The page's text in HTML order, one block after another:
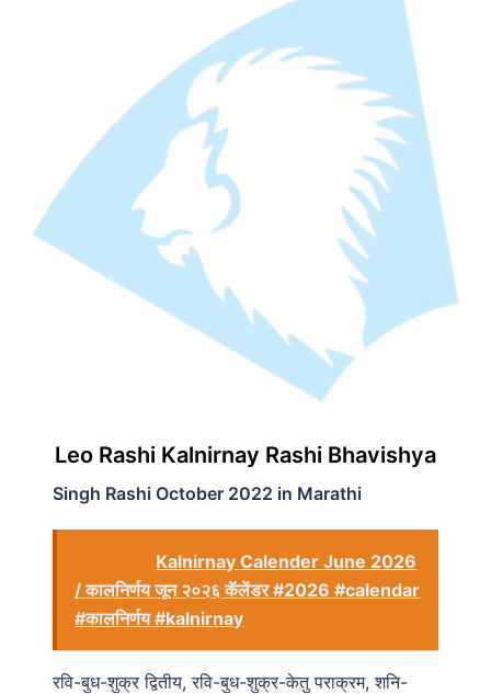
Leo Rashi Kalnirnay Rashi Bhavishya
Singh Rashi October 2022 in Marathi
Kalnirnay Calender June 2026
/ कालनिर्णय जून २०२६ कॅलेंडर #2026 #calendar
#कालनिर्णय #kalnirnay
रवि-बुध-शुक्र द्वितीय, रवि-बुध-शुक्र-केतु पराक्रम, शनि-